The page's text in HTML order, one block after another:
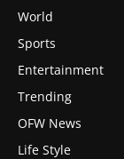
World
Sports
Entertainment
Trending
OFW News
Life Style